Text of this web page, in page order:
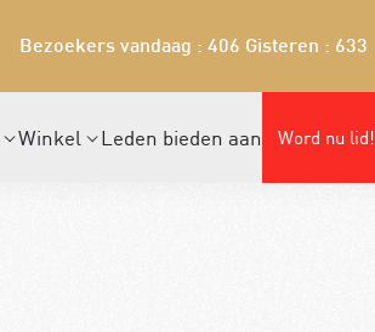
Bezoekers vandaag : 406 Gisteren : 633
Winkel Leden bieden aan Word nu lid!